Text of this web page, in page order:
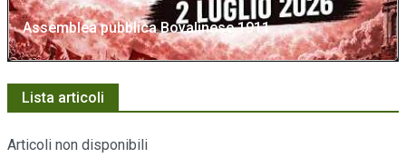
Assemblea pubblica Bovalinese 1911
Lista articoli
Articoli non disponibili